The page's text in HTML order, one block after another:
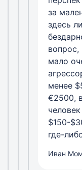
за
здесь
мало
менее
€2500,
$150-
где-
Иван